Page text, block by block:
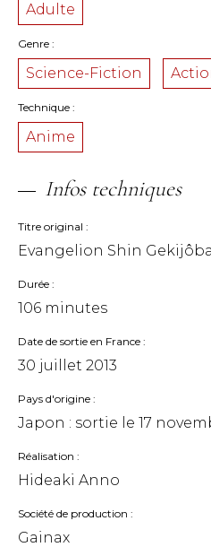
Adulte
Genre
Science-Fiction
Technique
Anime
Infos techniques
Titre original
Evangelion Shin
Durée
106 minutes
Date de sortie en France
30 juillet 2013
Pays d'origine
Japon : sortie le 17
Réalisation
Hideaki Anno
Société de production
Gainax